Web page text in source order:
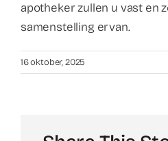
apotheker zullen u vast en
samenstelling ervan.
16 oktober, 2025